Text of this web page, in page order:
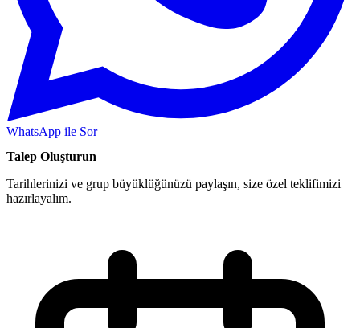
WhatsApp ile Sor
Talep Oluşturun
Tarihlerinizi ve grup büyüklüğünüzü paylaşın, size özel teklifimizi
hazırlayalım.